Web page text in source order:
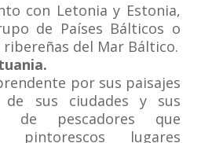
con Letonia y Estonia,
de Países Bálticos o
del Mar Báltico.
por sus paisajes
sus ciudades y sus
de pescadores que
pintorescos lugares